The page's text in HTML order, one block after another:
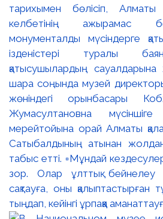
тарихымен бөлісіп, Алматы
келбетінің ажырамас
монументалды мүсіндерге
ізденістері туралы
қатысушылардың
шара соңында музей
жөніндегі орынбасары
Жумасултановна
мерейтойына орай Алматы
Сатыбалдының атынан
табыс етті. ▫️Мұндай
зор. Олар ұлттық бейнелеу
сақтауға, оны қалыптастырған
тыңдап, кейінгі ұрпаққа